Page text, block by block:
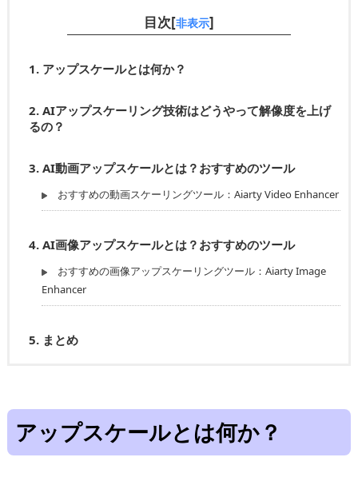
目次[非表示]
1. アップスケールとは何か？
2. AIアップスケーリング技術はどうやって解像度を上げ
るの？
3. AI動画アップスケールとは？おすすめのツール
おすすめの動画スケーリングツール：Aiarty Video Enhancer
4. AI画像アップスケールとは？おすすめのツール
おすすめの画像アップスケーリングツール：Aiarty Image
Enhancer
5. まとめ
アップスケールとは何か？